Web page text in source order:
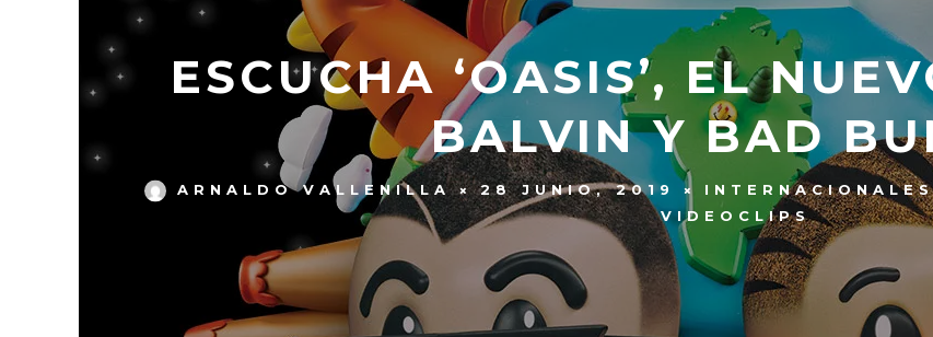
ESCUCHA ‘OASIS’, EL
BALVIN Y BAD
ARNALDO VALLENILLA 28 JUNIO, 2019 INTERNACIONALES
VIDEOCLIPS